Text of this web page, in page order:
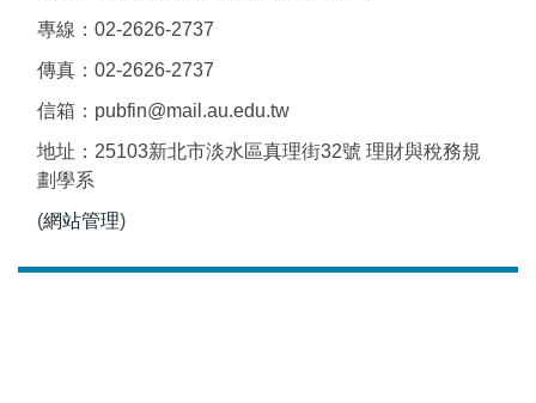
專線：02-2626-2737
傳真：02-2626-2737
信箱：pubfin@mail.au.edu.tw
地址：25103新北市淡水區真理街32號 理財與稅務規
劃學系
(網站管理)